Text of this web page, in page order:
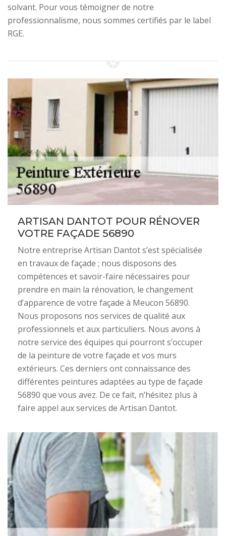
solvant. Pour vous témoigner de notre
professionnalisme, nous sommes certifiés par le label
RGE.
ARTISAN DANTOT POUR RÉNOVER
VOTRE FAÇADE 56890
Notre entreprise Artisan Dantot s’est spécialisée
en travaux de façade ; nous disposons des
compétences et savoir-faire nécessaires pour
prendre en main la rénovation, le changement
d’apparence de votre façade à Meucon 56890.
Nous proposons nos services de qualité aux
professionnels et aux particuliers. Nous avons à
notre service des équipes qui pourront s’occuper
de la peinture de votre façade et vos murs
extérieurs. Ces derniers ont connaissance des
différentes peintures adaptées au type de façade
56890 que vous avez. De ce fait, n’hésitez plus à
faire appel aux services de Artisan Dantot.